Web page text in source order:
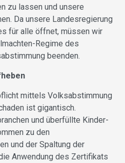
zu lassen und unsere
Da unsere Landesregierung
für alle öffnet, müssen wir
Regime des
beenden.
mittels Volksabstimmung
ist gigantisch.
und überfüllte Kinder-
zu den
und der Spaltung der
Anwendung des Zertifikats